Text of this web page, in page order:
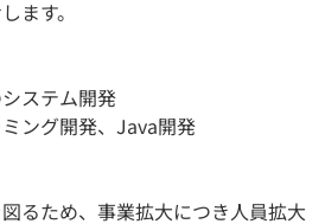
ます。
ステム開発
ング開発、Java開発
るため、事業拡大につき人員拡大